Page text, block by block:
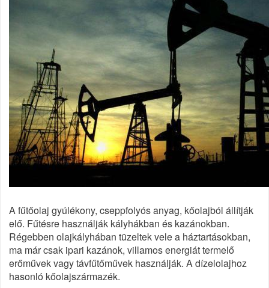
A fűtőolaj gyúlékony, cseppfolyós anyag, kőolajból állítják
elő. Fűtésre használják kályhákban és kazánokban.
Régebben olajkályhában tüzeltek vele a háztartásokban,
ma már csak ipari kazánok, villamos energiát termelő
erőművek vagy távfűtőművek használják. A dízelolajhoz
hasonló kőolajszármazék.